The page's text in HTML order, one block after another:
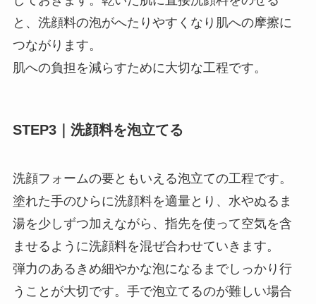
と、洗顔料の泡がへたりやすくなり肌への摩擦に
つながります。
肌への負担を減らすために大切な工程です。
STEP3｜洗顔料を泡立てる
洗顔フォームの要ともいえる泡立ての工程です。
塗れた手のひらに洗顔料を適量とり、水やぬるま
湯を少しずつ加えながら、指先を使って空気を含
ませるように洗顔料を混ぜ合わせていきます。
弾力のあるきめ細やかな泡になるまでしっかり行
うことが大切です。手で泡立てるのが難しい場合